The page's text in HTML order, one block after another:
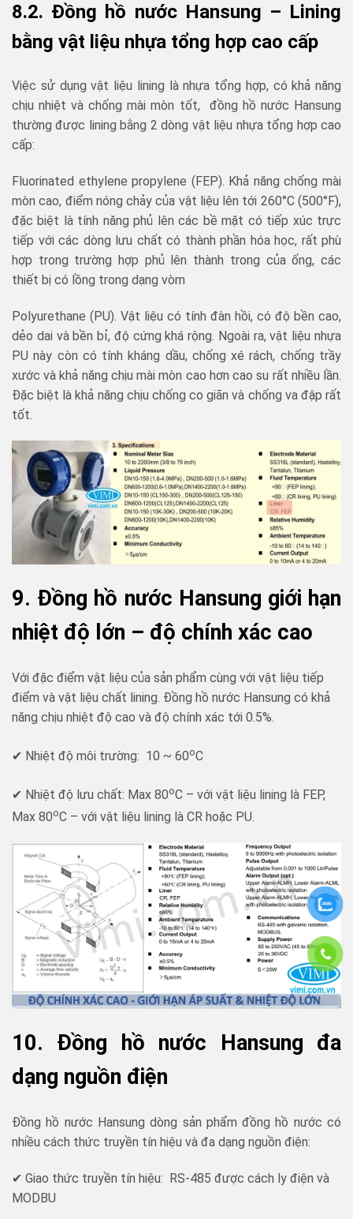
8.2. Đồng hồ nước Hansung – Lining
bằng vật liệu nhựa tổng hợp cao cấp
Việc sử dụng vật liệu lining là nhựa tổng hợp, có khả năng
chịu nhiệt và chống mài mòn tốt, đồng hồ nước Hansung
thường được lining bằng 2 dòng vật liệu nhựa tổng hợp cao
cấp:
Fluorinated ethylene propylene (FEP). Khả năng chống mài
mòn cao, điểm nóng chảy của vật liệu lên tới 260°C (500°F),
đặc biệt là tính năng phủ lên các bề mặt có tiếp xúc trực
tiếp với các dòng lưu chất có thành phần hóa học, rất phù
hợp trong trường hợp phủ lên thành trong của ống, các
thiết bị có lồng trong dạng vòm
Polyurethane (PU). Vật liệu có tính đàn hồi, có độ bền cao,
dẻo dai và bền bỉ, độ cứng khá rộng. Ngoài ra, vật liệu nhựa
PU này còn có tính kháng dầu, chống xé rách, chống trầy
xước và khả năng chịu mài mòn cao hơn cao su rất nhiều lần.
Đặc biệt là khả năng chịu chống co giãn và chống va đập rất
tốt.
9. Đồng hồ nước Hansung giới hạn
nhiệt độ lớn – độ chính xác cao
Với đặc điểm vật liệu của sản phẩm cùng với vật liệu tiếp
điểm và vật liệu chất lining. Đồng hồ nước Hansung có khả
năng chịu nhiệt độ cao và độ chính xác tới 0.5%.
✔ Nhiệt độ môi trường: 10 ~ 60oC
✔ Nhiệt độ lưu chất: Max 80oC – với vật liệu lining là FEP,
Max 80oC – với vật liệu lining là CR hoặc PU.
10. Đồng hồ nước Hansung đa
dạng nguồn điện
Đồng hồ nước Hansung dòng sản phẩm đồng hồ nước có
nhiều cách thức truyền tín hiệu và đa dạng nguồn điện:
✔ Giao thức truyền tín hiệu: RS-485 được cách ly điện và
MODBU